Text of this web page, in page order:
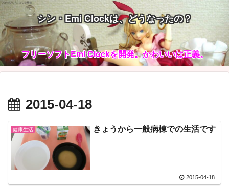
シン・Emi Clockは、どうなったの？
フリーソフトEmi Clockを開発。かわいいは正義。
2015-04-18
健康生活 きょうから一般病棟での生活です
2015-04-18